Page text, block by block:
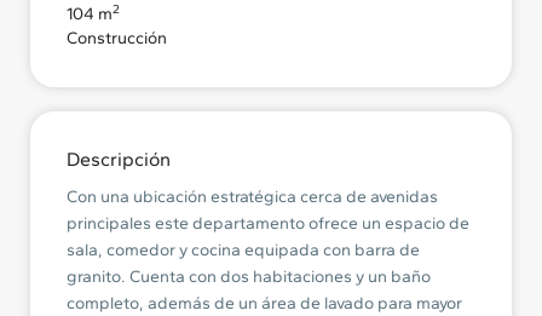
104 m2
Construcción
Descripción
Con una ubicación estratégica cerca de avenidas
principales este departamento ofrece un espacio de
sala, comedor y cocina equipada con barra de
granito. Cuenta con dos habitaciones y un baño
completo, además de un área de lavado para mayor